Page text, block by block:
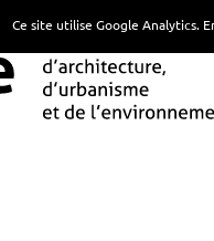
Ce site utilise Google Analytics.